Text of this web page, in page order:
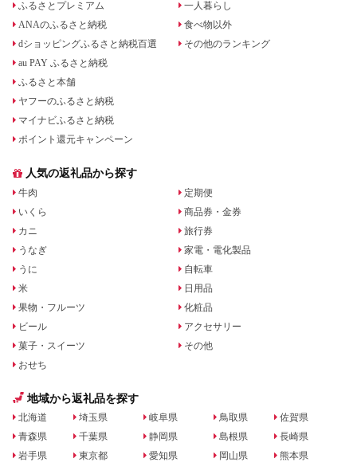
ふるさとプレミアム
ANAのふるさと納税
dショッピングふるさと納税百選
au PAY ふるさと納税
ふるさと本舗
ヤフーのふるさと納税
マイナビふるさと納税
ポイント還元キャンペーン
一人暮らし
食べ物以外
その他のランキング
人気の返礼品から探す
牛肉
いくら
カニ
うなぎ
うに
米
果物・フルーツ
ビール
菓子・スイーツ
おせち
定期便
商品券・金券
旅行券
家電・電化製品
自転車
日用品
化粧品
アクセサリー
その他
地域から返礼品を探す
北海道
青森県
岩手県
埼玉県
千葉県
東京都
岐阜県
静岡県
愛知県
鳥取県
島根県
岡山県
佐賀県
長崎県
熊本県